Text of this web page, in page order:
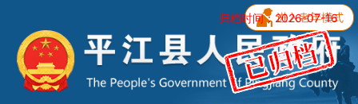
归档时间：2026-07-16